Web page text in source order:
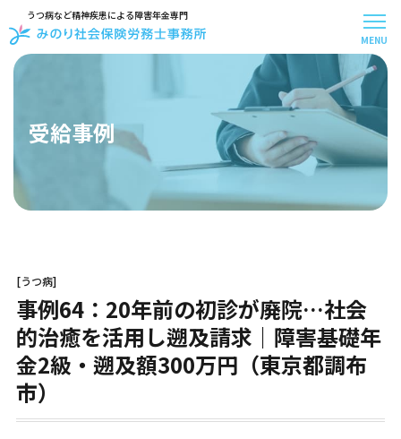
うつ病など精神疾患による障害年金専門
MENU
受給事例
[うつ病]
事例64：20年前の初診が廃院…社会
的治癒を活用し遡及請求｜障害基礎年
金2級・遡及額300万円（東京都調布
市）
スタッフ紹介
お客様アンケート
お問い合わせ
はじめての方へ
料金について
お手続きの流れ
30秒で無料診断
よくある質問
障害年金の基礎知識